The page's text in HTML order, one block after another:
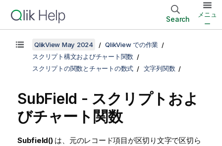
Search
メニュ
ー
QlikView May 2024
QlikView での作業
スクリプト構文およびチャート関数
スクリプトの関数とチャートの数式
文字列関数
SubField - スクリプトおよ
びチャート関数
Subfield()は、元のレコード項目が区切り文字で区切ら